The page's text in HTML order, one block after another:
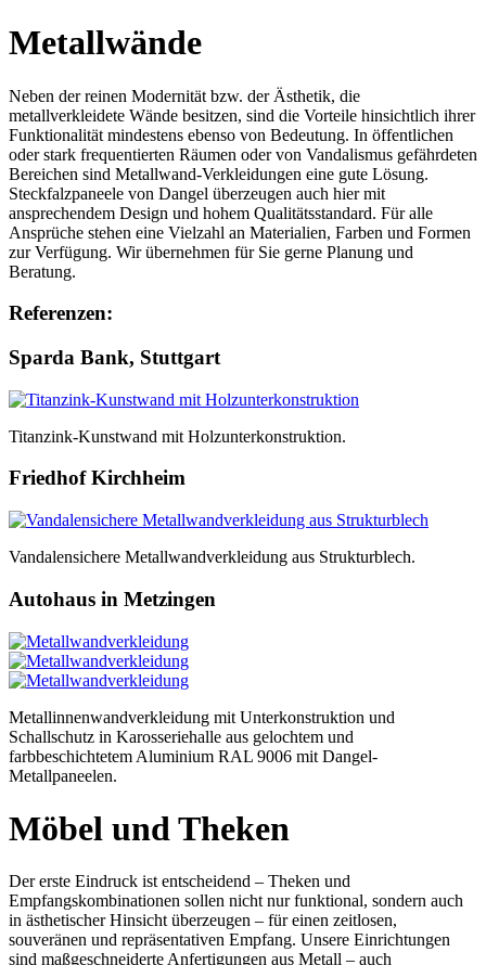
Metallwände
Neben der reinen Modernität bzw. der Ästhetik, die
metallverkleidete Wände besitzen, sind die Vorteile hinsichtlich ihrer
Funktionalität mindestens ebenso von Bedeutung. In öffentlichen
oder stark frequentierten Räumen oder von Vandalismus gefährdeten
Bereichen sind Metallwand-Verkleidungen eine gute Lösung.
Steckfalzpaneele von Dangel überzeugen auch hier mit
ansprechendem Design und hohem Qualitätsstandard. Für alle
Ansprüche stehen eine Vielzahl an Materialien, Farben und Formen
zur Verfügung. Wir übernehmen für Sie gerne Planung und
Beratung.
Referenzen:
Sparda Bank, Stuttgart
Titanzink-Kunstwand mit Holzunterkonstruktion.
Friedhof Kirchheim
Vandalensichere Metallwandverkleidung aus Strukturblech.
Autohaus in Metzingen
Metallinnenwandverkleidung mit Unterkonstruktion und
Schallschutz in Karosseriehalle aus gelochtem und
farbbeschichtetem Aluminium RAL 9006 mit Dangel-
Metallpaneelen.
Möbel und Theken
Der erste Eindruck ist entscheidend – Theken und
Empfangskombinationen sollen nicht nur funktional, sondern auch
in ästhetischer Hinsicht überzeugen – für einen zeitlosen,
souveränen und repräsentativen Empfang. Unsere Einrichtungen
sind maßgeschneiderte Anfertigungen aus Metall – auch